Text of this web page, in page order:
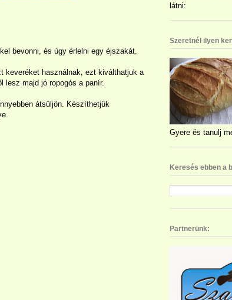
bevonni, és úgy érlelni egy éjszakát.
keveréket használnak, ezt kiválthatjuk a
majd jó ropogós a panír.
átsüljön. Készíthetjük
látni:
Szeretnél ilyen
Gyere és tanulj
Keresés ebben a
Partnerünk: